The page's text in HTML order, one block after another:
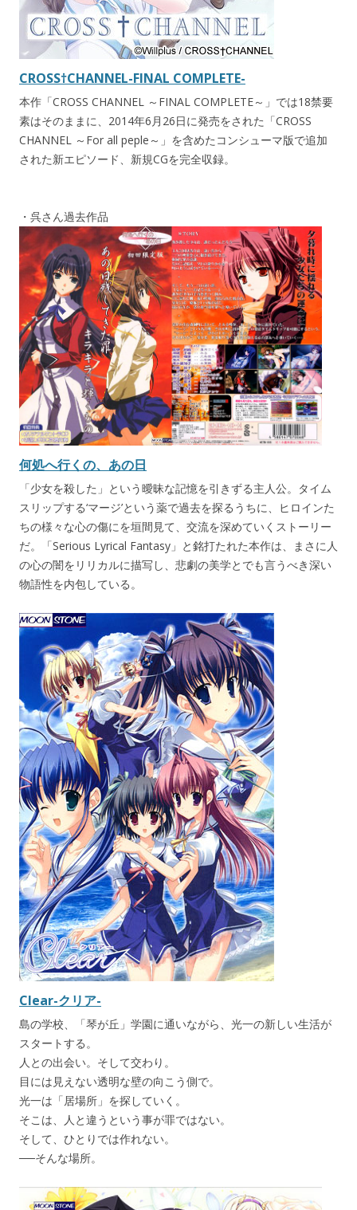
CROSS†CHANNEL-FINAL COMPLETE-
本作「CROSS CHANNEL ～FINAL COMPLETE～」では18禁要
素はそのままに、2014年6月26日に発売をされた「CROSS
CHANNEL ～For all peple～」を含めたコンシューマ版で追加
された新エピソード、新規CGを完全収録。
・呉さん過去作品
何処へ行くの、あの日
「少女を殺した」という曖昧な記憶を引きずる主人公。タイム
スリップする‘マージ’という薬で過去を探るうちに、ヒロインた
ちの様々な心の傷にを垣間見て、交流を深めていくストーリー
だ。「Serious Lyrical Fantasy」と銘打たれた本作は、まさに人
の心の闇をリリカルに描写し、悲劇の美学とでも言うべき深い
物語性を内包している。
Clear-クリア-
島の学校、「琴が丘」学園に通いながら、光一の新しい生活が
スタートする。
人との出会い。そして交わり。
目には見えない透明な壁の向こう側で。
光一は「居場所」を探していく。
そこは、人と違うという事が罪ではない。
そして、ひとりでは作れない。
──そんな場所。